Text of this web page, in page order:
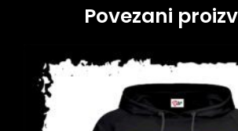
Povezani